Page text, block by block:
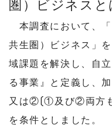
圏）ビジネスと
本調査において、
共生圏）ビジネス」
域課題を解決し、自
る事業』と定義し、
又は②(①及び②両方も
を条件としました。